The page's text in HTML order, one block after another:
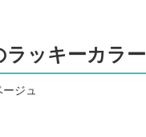
ラッキーカラー
ジュ